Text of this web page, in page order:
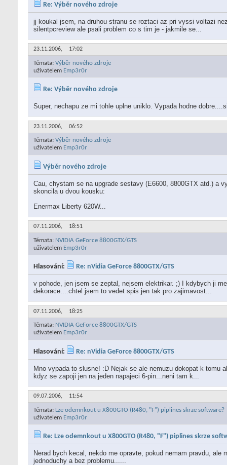
Re: Výběr nového zdroje
jj koukal jsem, na druhou stranu se roztaci az pri vyssi voltazi
silentpcreview ale psali problem co s tim je - jakmile se...
23.11.2006, 17:02
Témata: Výběr nového zdroje
uživatelem Emp3r0r
Re: Výběr nového zdroje
Super, nechapu ze mi tohle uplne uniklo. Vypada hodne
23.11.2006, 06:52
Témata: Výběr nového zdroje
uživatelem Emp3r0r
Výběr nového zdroje
Cau, chystam se na upgrade sestavy (E6600, 8800GTX atd.) a
skoncila u dvou kousku:
Enermax Liberty 620W...
07.11.2006, 18:51
Témata: NVIDIA GeForce 8800GTX/GTS
uživatelem Emp3r0r
Hlasování: Re: nVidia GeForce 8800GTX/GTS
v pohode, jen jsem se zeptal, nejsem elektrikar. ;) I kdybych ji
dekorace....chtel jsem to vedet spis jen tak pro zajimavost...
07.11.2006, 18:25
Témata: NVIDIA GeForce 8800GTX/GTS
uživatelem Emp3r0r
Hlasování: Re: nVidia GeForce 8800GTX/GTS
Mno vypada to slusne! :D Nejak se ale nemuzu dokopat k
kdyz se zapoji jen na jeden napajeci 6-pin...neni tam k...
09.07.2006, 11:54
Témata: Lze odemnkout u X800GTO (R480, "F") piplines skrze software?
uživatelem Emp3r0r
Re: Lze odemnkout u X800GTO (R480, "F") piplines skrze
Nerad bych kecal, nekdo me opravte, pokud nemam pravdu,
jednoduchy a bez problemu......